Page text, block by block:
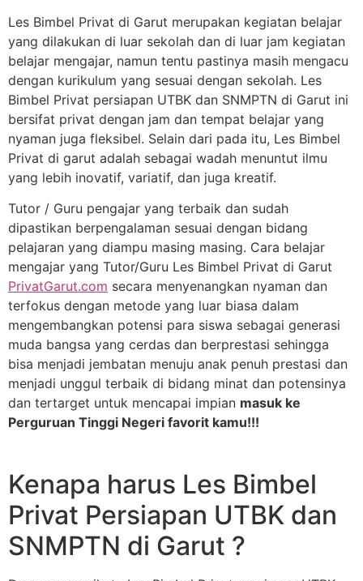
Les Bimbel Privat di Garut merupakan kegiatan belajar
yang dilakukan di luar sekolah dan di luar jam kegiatan
belajar mengajar, namun tentu pastinya masih mengacu
dengan kurikulum yang sesuai dengan sekolah. Les
Bimbel Privat persiapan UTBK dan SNMPTN di Garut ini
bersifat privat dengan jam dan tempat belajar yang
nyaman juga fleksibel. Selain dari pada itu, Les Bimbel
Privat di garut adalah sebagai wadah menuntut ilmu
yang lebih inovatif, variatif, dan juga kreatif.
Tutor / Guru pengajar yang terbaik dan sudah
dipastikan berpengalaman sesuai dengan bidang
pelajaran yang diampu masing masing. Cara belajar
mengajar yang Tutor/Guru Les Bimbel Privat di Garut
PrivatGarut.com secara menyenangkan nyaman dan
terfokus dengan metode yang luar biasa dalam
mengembangkan potensi para siswa sebagai generasi
muda bangsa yang cerdas dan berprestasi sehingga
bisa menjadi jembatan menuju anak penuh prestasi dan
menjadi unggul terbaik di bidang minat dan potensinya
dan tertarget untuk mencapai impian masuk ke
Perguruan Tinggi Negeri favorit kamu!!!
Kenapa harus Les Bimbel
Privat Persiapan UTBK dan
SNMPTN di Garut ?